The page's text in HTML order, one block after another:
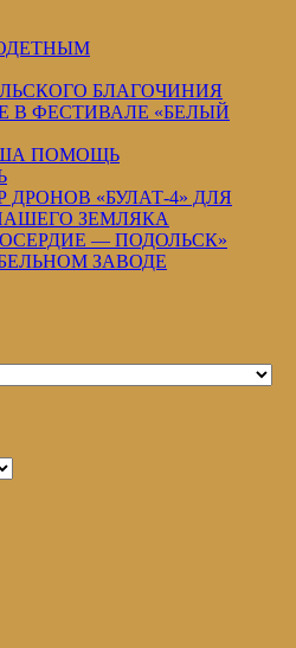
БЛАГОЧИНИЯ
В ФЕСТИВАЛЕ «БЕЛЫЙ
ПОМОЩЬ
ДРОНОВ «БУЛАТ-4» ДЛЯ
ЗЕМЛЯКА
— ПОДОЛЬСК»
ЗАВОДЕ